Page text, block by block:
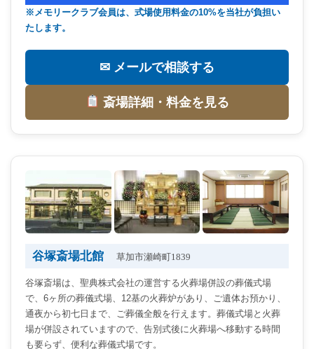
※メモリークラブ会員は、式場使用料金の10%を当社が負担い
たします。
✉ メールで相談する
斎場詳細・料金を見る
谷塚斎場北館 草加市瀬崎町1839
谷塚斎場は、聖典株式会社の運営する火葬場併設の葬儀式場
で、6ヶ所の葬儀式場、12基の火葬炉があり、ご遺体お預かり、
通夜から初七日まで、ご葬儀全般を行えます。葬儀式場と火葬
場が併設されていますので、告別式後に火葬場へ移動する時間
も要らず、便利な葬儀式場です。